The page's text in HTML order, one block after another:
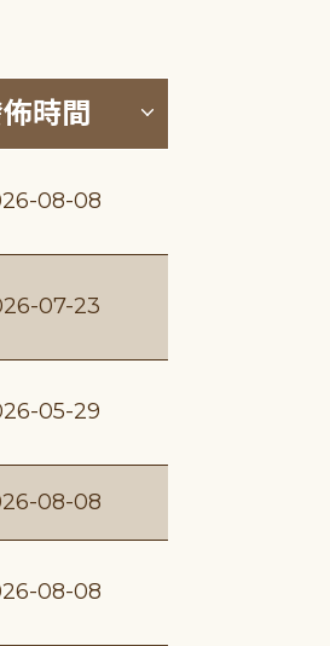
排序 (升降冪)
時間 按發佈時間
08-08
07-23
05-29
08-08
08-08